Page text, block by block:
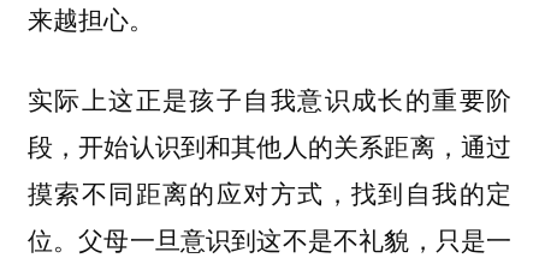
来越担心。
实际上这正是孩子自我意识成长的重要阶
段，开始认识到和其他人的关系距离，通过
摸索不同距离的应对方式，找到自我的定
位。父母一旦意识到这不是不礼貌，只是一